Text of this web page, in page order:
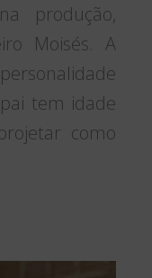
produção,
Moisés. A
tem idade
como